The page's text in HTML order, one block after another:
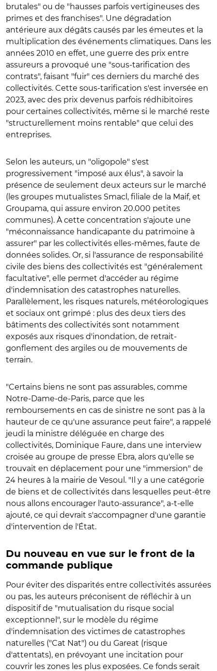
brutales" ou de "hausses parfois vertigineuses des
primes et des franchises". Une dégradation
antérieure aux dégâts causés par les émeutes et la
multiplication des événements climatiques. Dans les
années 2010 en effet, une guerre des prix entre
assureurs a provoqué une "sous-tarification des
contrats", faisant "fuir" ces derniers du marché des
collectivités. Cette sous-tarification s'est inversée en
2023, avec des prix devenus parfois rédhibitoires
pour certaines collectivités, même si le marché reste
"structurellement moins rentable" que celui des
entreprises.
Selon les auteurs, un "oligopole" s'est
progressivement "imposé aux élus", à savoir la
présence de seulement deux acteurs sur le marché
(les groupes mutualistes Smacl, filiale de la Maif, et
Groupama, qui assure environ 20.000 petites
communes). À cette concentration s'ajoute une
"méconnaissance handicapante du patrimoine à
assurer" par les collectivités elles-mêmes, faute de
données solides. Or, si l'assurance de responsabilité
civile des biens des collectivités est "généralement
facultative", elle permet d'accéder au régime
d'indemnisation des catastrophes naturelles.
Parallèlement, les risques naturels, météorologiques
et sociaux ont grimpé : plus des deux tiers des
bâtiments des collectivités sont notamment
exposés aux risques d'inondation, de retrait-
gonflement des argiles ou de mouvements de
terrain.
"Certains biens ne sont pas assurables, comme
Notre-Dame-de-Paris, parce que les
remboursements en cas de sinistre ne sont pas à la
hauteur de ce qu'une assurance peut faire", a rappelé
jeudi la ministre déléguée en charge des
collectivités, Dominique Faure, dans une interview
croisée au groupe de presse Ebra, alors qu'elle se
trouvait en déplacement pour une "immersion" de
24 heures à la mairie de Vesoul. "Il y a une catégorie
de biens et de collectivités dans lesquelles peut-être
nous allons encourager l'auto-assurance", a-t-elle
ajouté, ce qui devrait s'accompagner d'une garantie
d'intervention de l'État.
Du nouveau en vue sur le front de la
commande publique
Pour éviter des disparités entre collectivités assurées
ou pas, les auteurs préconisent de réfléchir à un
dispositif de "mutualisation du risque social
exceptionnel", sur le modèle du régime
d'indemnisation des victimes de catastrophes
naturelles ("Cat Nat") ou du Gareat (risque
d'attentats), en prévoyant une incitation pour
couvrir les zones les plus exposées. Ce fonds serait